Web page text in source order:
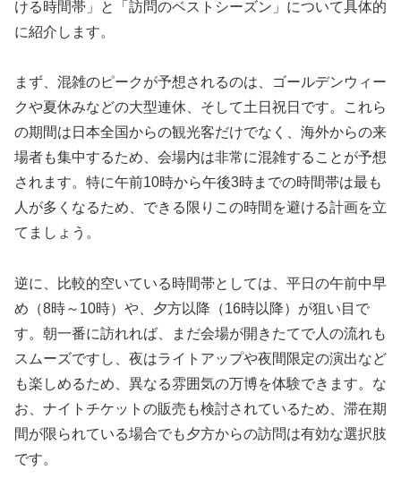
ける時間帯」と「訪問のベストシーズン」について具体的
に紹介します。
まず、混雑のピークが予想されるのは、ゴールデンウィー
クや夏休みなどの大型連休、そして土日祝日です。これら
の期間は日本全国からの観光客だけでなく、海外からの来
場者も集中するため、会場内は非常に混雑することが予想
されます。特に午前10時から午後3時までの時間帯は最も
人が多くなるため、できる限りこの時間を避ける計画を立
てましょう。
逆に、比較的空いている時間帯としては、平日の午前中早
め（8時～10時）や、夕方以降（16時以降）が狙い目で
す。朝一番に訪れれば、まだ会場が開きたてで人の流れも
スムーズですし、夜はライトアップや夜間限定の演出など
も楽しめるため、異なる雰囲気の万博を体験できます。な
お、ナイトチケットの販売も検討されているため、滞在期
間が限られている場合でも夕方からの訪問は有効な選択肢
です。